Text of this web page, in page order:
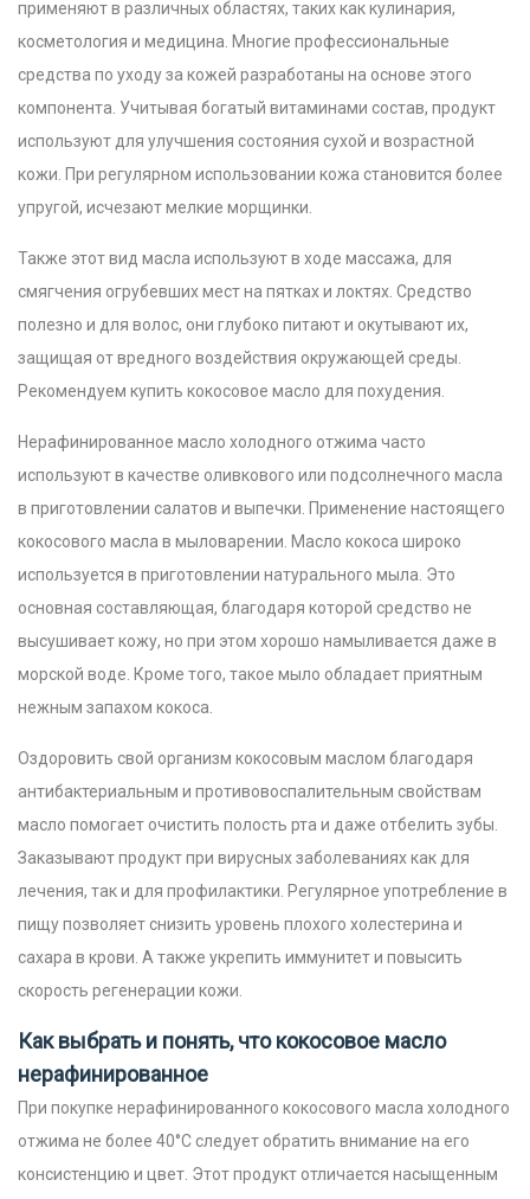
применяют в различных областях, таких как кулинария,
косметология и медицина. Многие профессиональные
средства по уходу за кожей разработаны на основе этого
компонента. Учитывая богатый витаминами состав, продукт
используют для улучшения состояния сухой и возрастной
кожи. При регулярном использовании кожа становится более
упругой, исчезают мелкие морщинки.
Также этот вид масла используют в ходе массажа, для
смягчения огрубевших мест на пятках и локтях. Средство
полезно и для волос, они глубоко питают и окутывают их,
защищая от вредного воздействия окружающей среды.
Рекомендуем купить кокосовое масло для похудения.
Нерафинированное масло холодного отжима часто
используют в качестве оливкового или подсолнечного масла
в приготовлении салатов и выпечки. Применение настоящего
кокосового масла в мыловарении. Масло кокоса широко
используется в приготовлении натурального мыла. Это
основная составляющая, благодаря которой средство не
высушивает кожу, но при этом хорошо намыливается даже в
морской воде. Кроме того, такое мыло обладает приятным
нежным запахом кокоса.
Оздоровить свой организм кокосовым маслом благодаря
антибактериальным и противовоспалительным свойствам
масло помогает очистить полость рта и даже отбелить зубы.
Заказывают продукт при вирусных заболеваниях как для
лечения, так и для профилактики. Регулярное употребление в
пищу позволяет снизить уровень плохого холестерина и
сахара в крови. А также укрепить иммунитет и повысить
скорость регенерации кожи.
Как выбрать и понять, что кокосовое масло
нерафинированное
При покупке нерафинированного кокосового масла холодного
отжима не более 40°C следует обратить внимание на его
консистенцию и цвет. Этот продукт отличается насыщенным